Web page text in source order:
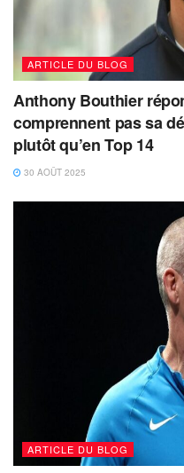
ARTICLE DU BLOG
Anthony Bouthier
comprennent pas sa
plutôt qu’en Top 14
30 AOÛT 2025
ARTICLE DU BLOG